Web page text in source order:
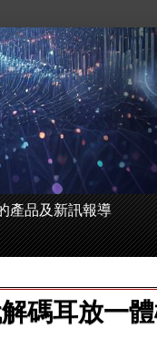
產品及新訊報導
碼耳放一